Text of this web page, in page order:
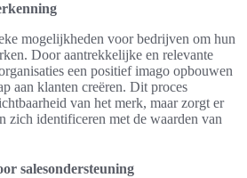
mogelijkheden voor bedrijven om hun
Door aantrekkelijke en relevante
een positief imago opbouwen
aan klanten creëren. Dit proces
van het merk, maar zorgt er
zich identificeren met de waarden van
salesondersteuning